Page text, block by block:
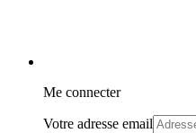
Me connecter
Votre adresse email